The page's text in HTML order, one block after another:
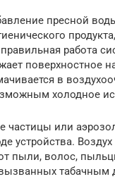
пресной
работа
поверхностное
в
холодное
частицы или
устройства.
пыли, волос,
вызванных